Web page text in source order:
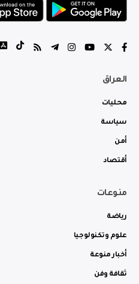
العراق
محليات
سياسة
أمن
أقتصاد
منوعات
رياضة
علوم وتكنولوجيا
أخبار منوعة
ثقافة وفن